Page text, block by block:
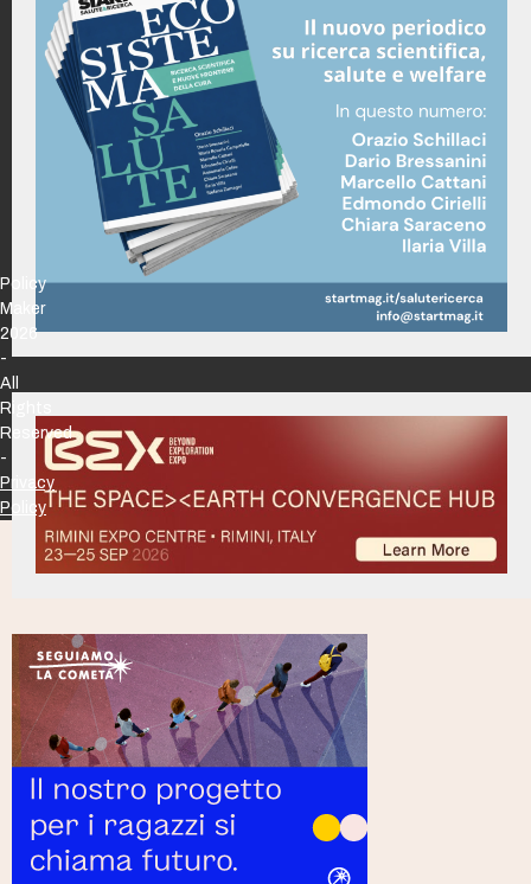
Policy
Maker
2026
-
All
Rights
Reserved
-
Privacy
Policy